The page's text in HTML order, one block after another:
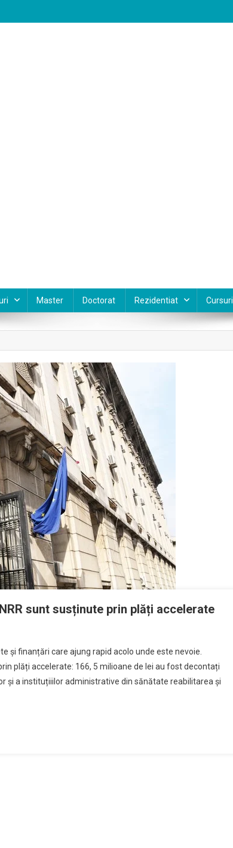
Master Doctorat Rezidentiat Cursuri
sunt susținute prin plăți accelerate
și finanțări care ajung rapid acolo unde este nevoie.
plăți accelerate: 166, 5 milioane de lei au fost decontați
și a instituțiiilor administrative din sănătate reabilitarea și